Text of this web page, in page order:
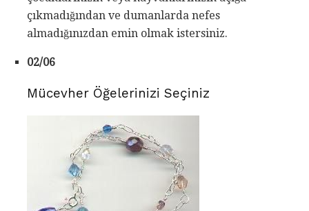
çıkmadığından ve dumanlarda nefes
almadığınızdan emin olmak istersiniz.
02/06
Mücevher Öğelerinizi Seçiniz